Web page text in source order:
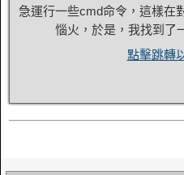
急運行一些cmd命令，這樣在
惱火，於是，我找到
點擊跳轉